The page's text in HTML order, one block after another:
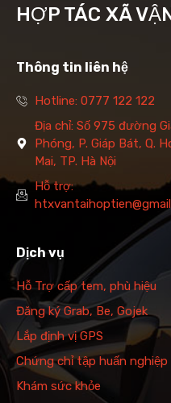
HỢP TÁC XÃ
Thông tin liên hệ
Hotline: 0777 122 122
Địa chỉ: Số 975 đường
Phóng, P. Giáp Bát, Q.
Mai, TP. Hà Nội
Hỗ trợ:
Dịch vụ
Hỗ Trợ cấp tem, phù hiệu
Đăng ký Grab, Be, Gojek
Lắp định vị GPS
Chứng chỉ tập huấn nghiệp
Khám sức khỏe